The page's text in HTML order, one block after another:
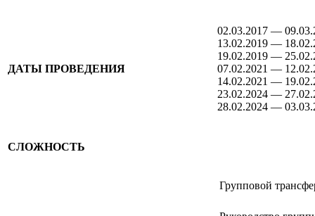
ДАТЫ ПРОВЕДЕНИЯ
02.03.2017 —
13.02.2019 —
19.02.2019 —
07.02.2021 —
14.02.2021 —
23.02.2024 —
28.02.2024 —
СЛОЖНОСТЬ
Групповой